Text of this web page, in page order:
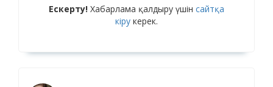
Ескерту! Хабарлама қалдыру үшін сайтқа
кіру керек.